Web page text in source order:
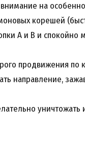
на
корешей
A и B и спокойно
продвижения
направление,